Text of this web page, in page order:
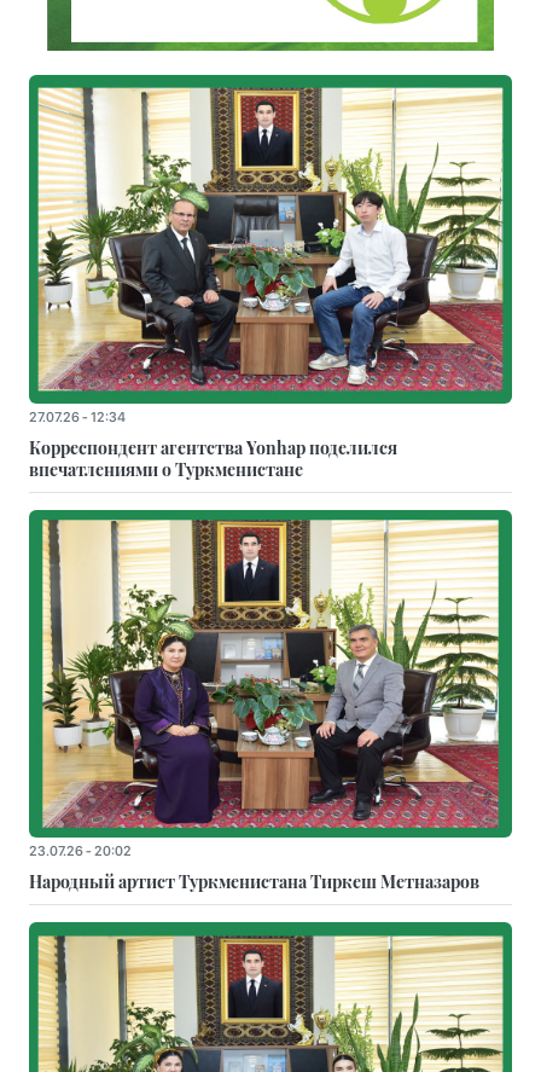
27.07.26 - 12:34
Корреспондент агентства Yonhap поделился
впечатлениями о Туркменистане
23.07.26 - 20:02
Народный артист Туркменистана Тиркеш Мeтназаров